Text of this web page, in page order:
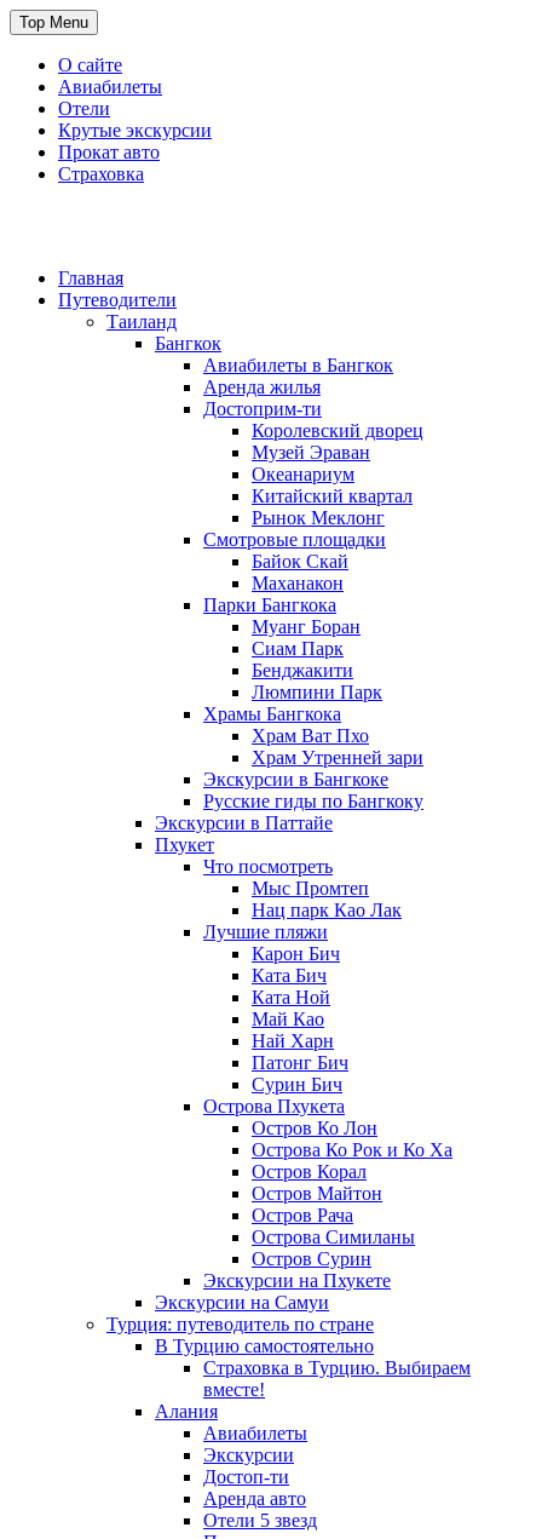
Skip
to
content
Top Menu
О сайте
Авиабилеты
Отели
Крутые экскурсии
Прокат авто
Страховка
Главная
Путеводители
Таиланд
Бангкок
Авиабилеты в Бангкок
Аренда жилья
Достоприм-ти
Королевский дворец
Музей Эраван
Океанариум
Китайский квартал
Рынок Меклонг
Смотровые площадки
Байок Скай
Маханакон
Парки Бангкока
Муанг Боран
Сиам Парк
Бенджакити
Люмпини Парк
Храмы Бангкока
Храм Ват Пхо
Храм Утренней зари
Экскурсии в Бангкоке
Русские гиды по Бангкоку
Экскурсии в Паттайе
Пхукет
Что посмотреть
Мыс Промтеп
Нац парк Као Лак
Лучшие пляжи
Карон Бич
Ката Бич
Ката Ной
Май Као
Най Харн
Патонг Бич
Сурин Бич
Острова Пхукета
Остров Ко Лон
Острова Ко Рок и Ко Ха
Остров Корал
Остров Майтон
Остров Рача
Острова Симиланы
Остров Сурин
Экскурсии на Пхукете
Экскурсии на Самуи
Турция: путеводитель по стране
В Турцию самостоятельно
Страховка в Турцию. Выбираем
вместе!
Алания
Авиабилеты
Экскурсии
Достоп-ти
Аренда авто
Отели 5 звезд